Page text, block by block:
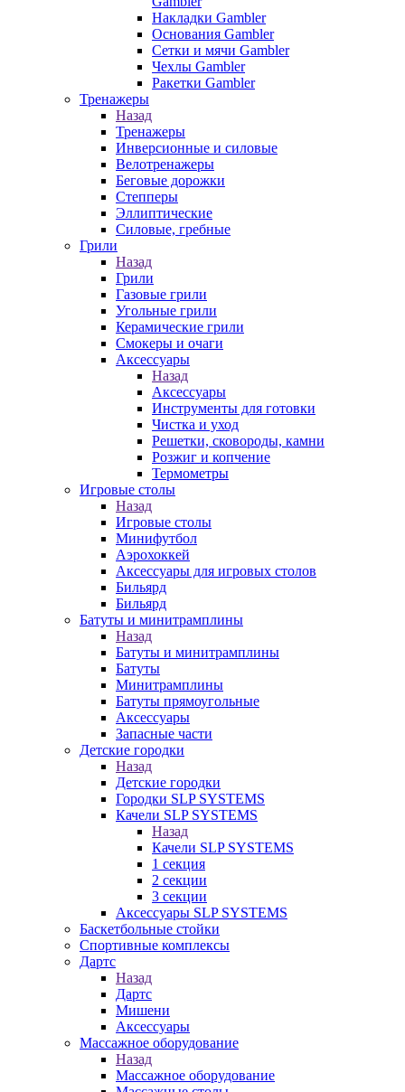
Накладки Gambler
Основания Gambler
Сетки и мячи Gambler
Чехлы Gambler
Ракетки Gambler
Тренажеры
Назад
Тренажеры
Инверсионные и силовые
Велотренажеры
Беговые дорожки
Степперы
Эллиптические
Силовые, гребные
Грили
Назад
Грили
Газовые грили
Угольные грили
Керамические грили
Смокеры и очаги
Аксессуары
Назад
Аксессуары
Инструменты для готовки
Чистка и уход
Решетки, сковороды, камни
Розжиг и копчение
Термометры
Игровые столы
Назад
Игровые столы
Минифутбол
Аэрохоккей
Аксессуары для игровых столов
Бильяpд
Бильяpд
Батуты и минитрамплины
Назад
Батуты и минитрамплины
Батуты
Минитрамплины
Батуты прямоугольные
Аксессуары
Запасные части
Детские городки
Назад
Детские городки
Городки SLP SYSTEMS
Качели SLP SYSTEMS
Назад
Качели SLP SYSTEMS
1 секция
2 секции
3 секции
Аксессуары SLP SYSTEMS
Баскетбольные стойки
Спортивные комплексы
Дартс
Назад
Дартс
Мишени
Аксессуары
Массажное оборудование
Назад
Массажное оборудование